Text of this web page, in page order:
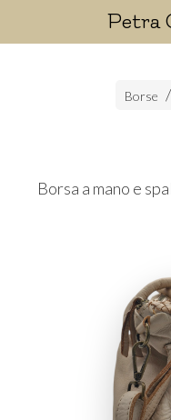
Petra
Borse
Borsa a mano e